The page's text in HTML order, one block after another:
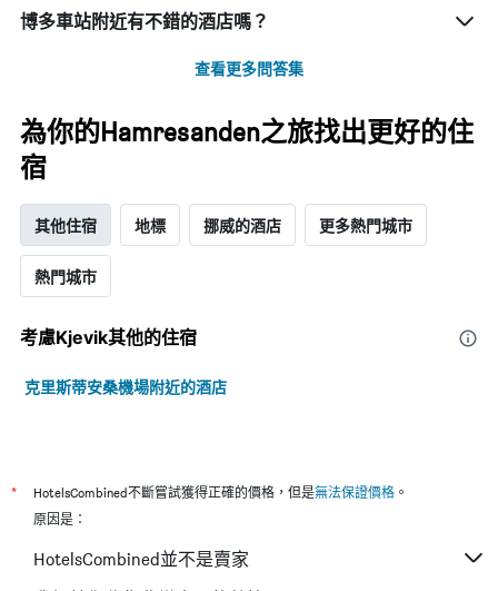
博多車站附近有不錯的酒店嗎？
查看更多問答集
為你的Hamresanden之旅找出更好的住
宿
其他住宿 地標 挪威的酒店 更多熱門城市
熱門城市
考慮Kjevik​其他的住宿
克里斯蒂安桑機場附近的酒店
* HotelsCombined不斷嘗試獲得正確的價格，但是無法保證價格 。
原因是：
HotelsCombined並不是賣家